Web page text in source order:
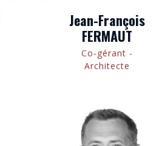
Jean-François
FERMAUT
Co-gérant -
Architecte